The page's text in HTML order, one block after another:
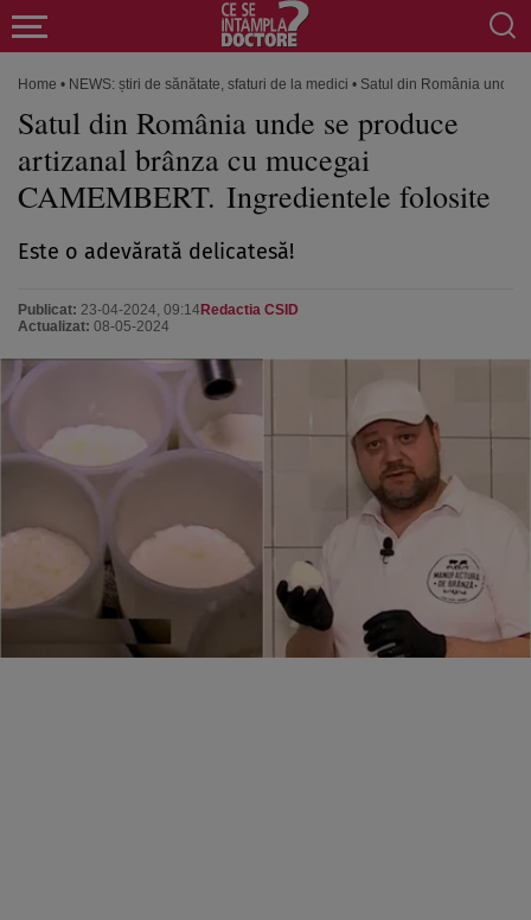
Home • NEWS: știri de sănătate, sfaturi de la medici • Satul din România unde
Satul din România unde se produce
artizanal brânza cu mucegai
CAMEMBERT. Ingredientele folosite
Este o adevărată delicatesă!
Publicat: 23-04-2024, 09:14
Actualizat: 08-05-2024
Redactia CSID